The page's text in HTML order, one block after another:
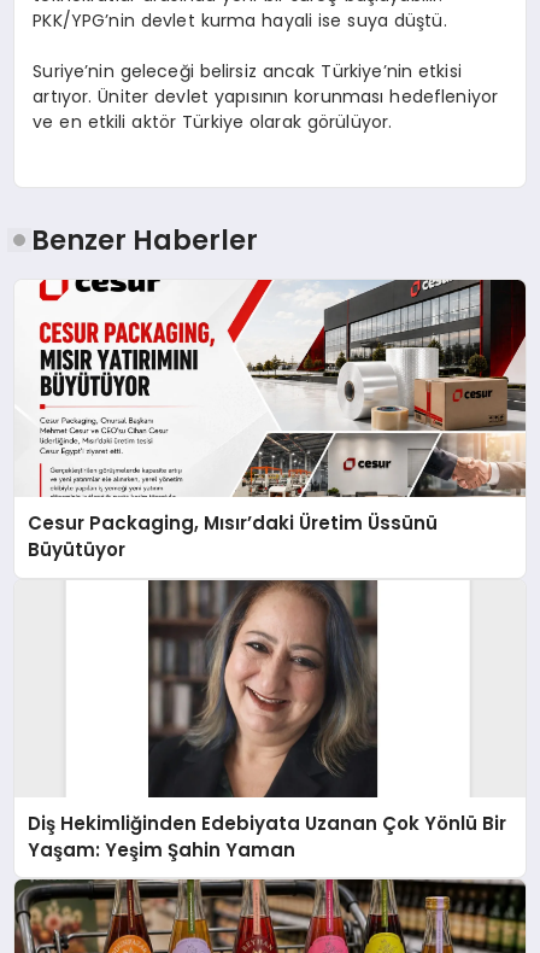
PKK/YPG’nin devlet kurma hayali ise suya düştü.
Suriye’nin geleceği belirsiz ancak Türkiye’nin etkisi
artıyor. Üniter devlet yapısının korunması hedefleniyor
ve en etkili aktör Türkiye olarak görülüyor.
Benzer Haberler
Cesur Packaging, Mısır’daki Üretim Üssünü
Büyütüyor
Diş Hekimliğinden Edebiyata Uzanan Çok Yönlü Bir
Yaşam: Yeşim Şahin Yaman